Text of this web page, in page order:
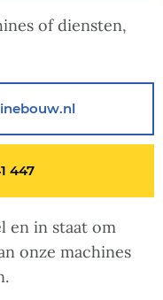
of diensten,
447
en in staat om
onze machines